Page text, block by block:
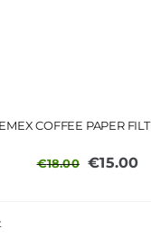
COFFEE PAPER
€18.00 Original
€15.00